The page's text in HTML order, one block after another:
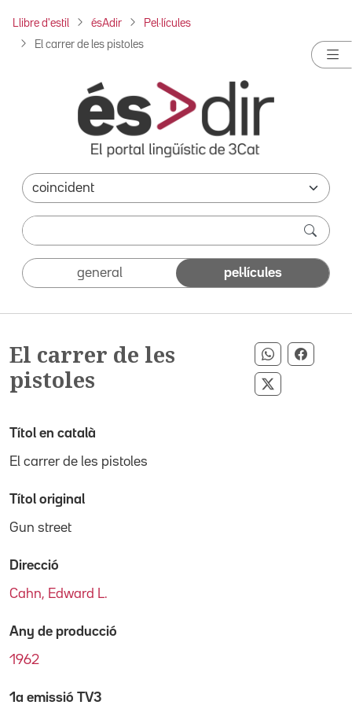
Llibre d'estil ésAdir Pel·lícules
El carrer de les pistoles
general pel·lícules
El carrer de les
pistoles
Compartir
Compartir
Títol en català
El carrer de les pistoles
Títol original
Gun street
Direcció
Cahn, Edward L.
Any de producció
1962
1a emissió TV3